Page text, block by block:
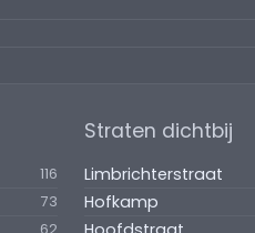
116
73
62
Straten dichtbij
Limbrichterstraat
Hofkamp